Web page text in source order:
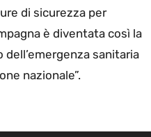
di sicurezza per
è diventata così la
sanitaria
nazionale”.